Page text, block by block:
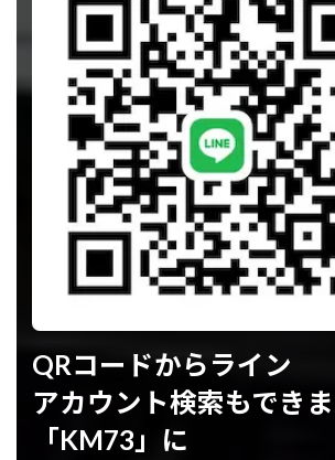
QRコードからライン
アカウント検索もできま
「KM73」に